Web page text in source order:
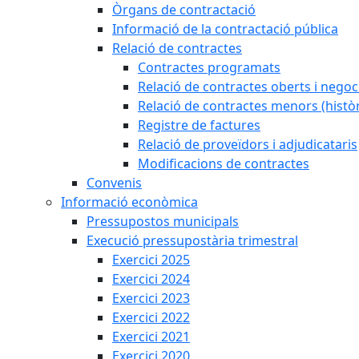
Òrgans de contractació
Informació de la contractació pública
Relació de contractes
Contractes programats
Relació de contractes oberts i
Relació de contractes menors
Registre de factures
Relació de proveïdors i adjudicataris
Modificacions de contractes
Convenis
Informació econòmica
Pressupostos municipals
Execució pressupostària trimestral
Exercici 2025
Exercici 2024
Exercici 2023
Exercici 2022
Exercici 2021